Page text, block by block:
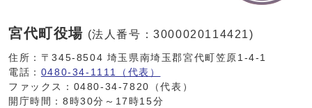
宮代町役場 (法人番号：3000020114421)
住所：〒345-8504 埼玉県南埼玉郡宮代町笠原1-4-1
電話： 0480-34-1111（代表）
ファックス：0480-34-7820（代表）
開庁時間：8時30分～17時15分